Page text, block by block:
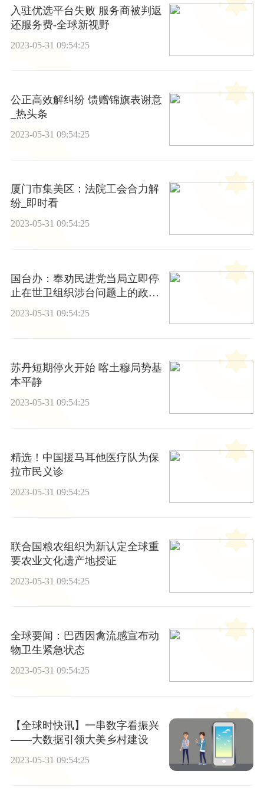
入驻优选平台失败 服务商被判返
还服务费-全球新视野
2023-05-31 09:54:25
公正高效解纠纷 馈赠锦旗表谢意
_热头条
2023-05-31 09:54:25
厦门市集美区：法院工会合力解
纷_即时看
2023-05-31 09:54:25
国台办：奉劝民进党当局立即停
止在世卫组织涉台问题上的政治
2023-05-31 09:54:25
苏丹短期停火开始 喀土穆局势基
本平静
2023-05-31 09:54:25
精选！中国援马耳他医疗队为保
拉市民义诊
2023-05-31 09:54:25
联合国粮农组织为新认定全球重
要农业文化遗产地授证
2023-05-31 09:54:25
全球要闻：巴西因禽流感宣布动
物卫生紧急状态
2023-05-31 09:54:25
【全球时快讯】一串数字看振兴
——大数据引领大美乡村建设
2023-05-31 09:54:25